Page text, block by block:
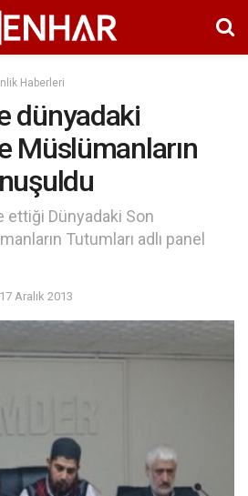
Haberleri
dünyadaki
Müslümanların
ettiği Dünyadaki Son
Tutumları adlı panel
17 Aralık 2013